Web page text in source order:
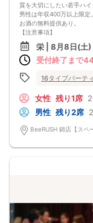
質を大切にしたい若手ハ
男性は年収400万以上限定
お酒の無料提供あり。
【注意事項】
■当日の持ち物
・公的身分証明書 ※ご提
■留意事項
等）によりイベント中止に
・当日は時間に余裕をも
する場合がございます。
【その他】
男女10対10
パーティ開始2時間前まで
栄 | 8月8日(土
受付終了まで
16タイプパーティ
女性 残り1席
男性 残り2席